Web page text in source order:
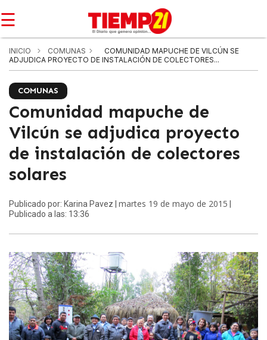
☰
INICIO COMUNAS
COMUNIDAD MAPUCHE DE VILCÚN SE
ADJUDICA PROYECTO DE INSTALACIÓN DE COLECTORES...
COMUNAS
Comunidad mapuche de
Vilcún se adjudica proyecto
de instalación de colectores
solares
Publicado por: Karina Pavez | martes 19 de mayo de 2015
Publicado a las: 13:36